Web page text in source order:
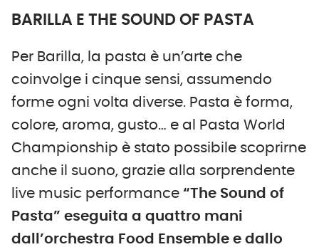
BARILLA E THE SOUND OF PASTA
Per Barilla, la pasta è un’arte che
coinvolge i cinque sensi, assumendo
forme ogni volta diverse. Pasta è forma,
colore, aroma, gusto… e al Pasta World
Championship è stato possibile scoprirne
anche il suono, grazie alla sorprendente
live music performance “The Sound of
Pasta” eseguita a quattro mani
dall’orchestra Food Ensemble e dallo